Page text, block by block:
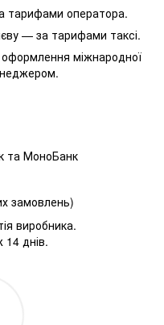
тарифами оператора.
— за тарифами таксі.
міжнародної
та МоноБанк
замовлень)
виробника.
днів.